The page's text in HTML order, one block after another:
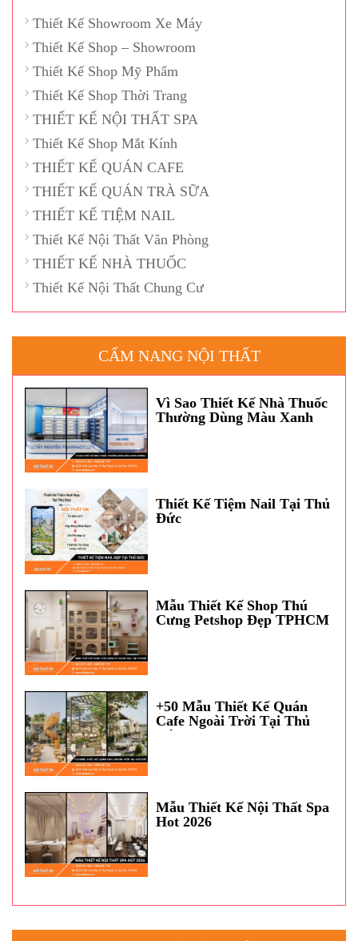
Thiết Kế Showroom Xe Máy
Thiết Kế Shop – Showroom
Thiết Kế Shop Mỹ Phẩm
Thiết Kế Shop Thời Trang
THIẾT KẾ NỘI THẤT SPA
Thiết Kế Shop Mắt Kính
THIẾT KẾ QUÁN CAFE
THIẾT KẾ QUÁN TRÀ SỮA
THIẾT KẾ TIỆM NAIL
Thiết Kế Nội Thất Văn Phòng
THIẾT KẾ NHÀ THUỐC
Thiết Kế Nội Thất Chung Cư
CẨM NANG NỘI THẤT
Vì Sao Thiết Kế Nhà Thuốc
Thường Dùng Màu Xanh
Thiết Kế Tiệm Nail Tại Thủ
Đức
Mẫu Thiết Kế Shop Thú
Cưng Petshop Đẹp TPHCM
+50 Mẫu Thiết Kế Quán
Cafe Ngoài Trời Tại Thủ
Đức
Mẫu Thiết Kế Nội Thất Spa
Hot 2026